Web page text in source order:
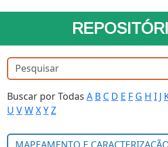
Buscar por Todas A B C D E F G H I J
U VWXYZ